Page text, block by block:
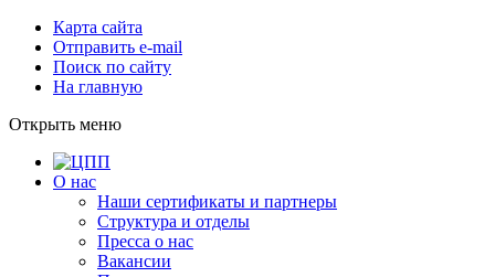
Карта сайта
Отправить e-mail
Поиск по сайту
На главную
Открыть меню
О нас
Наши сертификаты и партнеры
Структура и отделы
Пресса о нас
Вакансии